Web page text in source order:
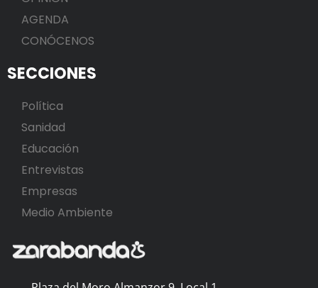
AGENDA
CONÓCENOS
SECCIONES
Política
Sanidad
Educación
Entrevistas
Empresas
Medio Ambiente